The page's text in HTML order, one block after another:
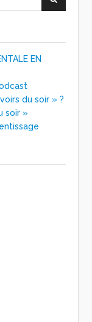
EN
du soir » ?
soir »